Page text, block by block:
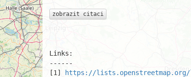
zobrazit citaci
Links:
------
[1]
https://